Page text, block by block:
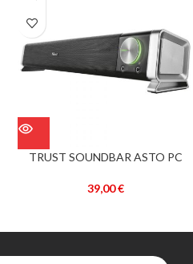
TRUST SOUNDBAR ASTO PC
39,00€